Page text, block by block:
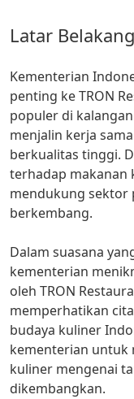
Latar
Kementerian
penting ke TRON
populer di
menjalin kerja
berkualitas tinggi.
terhadap makanan
mendukung sektor
berkembang.
Dalam suasana
kementerian
oleh TRON
memperhatikan
budaya kuliner
kementerian untuk
kuliner mengenai
dikembangkan.